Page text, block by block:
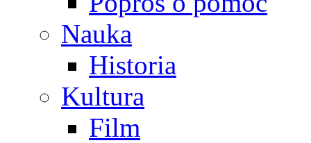
Nauka
Historia
Kultura
Film